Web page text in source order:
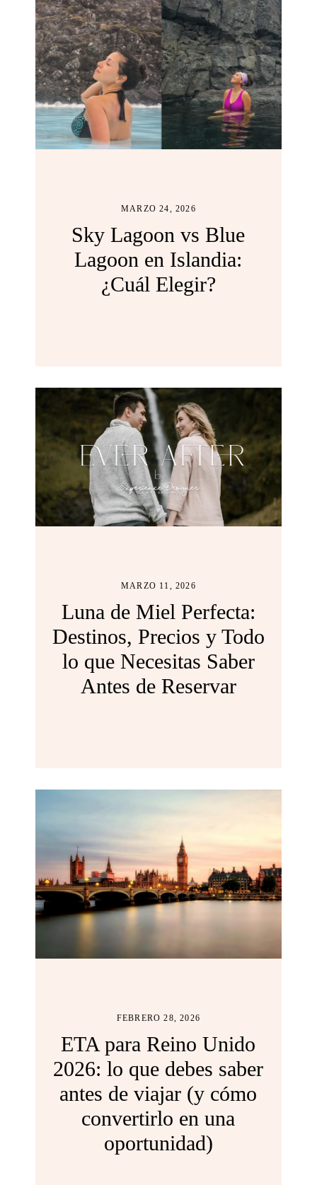
MARZO 24, 2026
Sky Lagoon vs Blue
Lagoon en Islandia:
¿Cuál Elegir?
MARZO 11, 2026
Luna de Miel Perfecta:
Destinos, Precios y Todo
lo que Necesitas Saber
Antes de Reservar
FEBRERO 28, 2026
ETA para Reino Unido
2026: lo que debes saber
antes de viajar (y cómo
convertirlo en una
oportunidad)